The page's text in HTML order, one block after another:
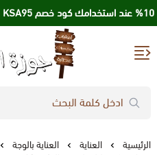
جوزة الطيب
الرئيسية العناية
العناية بالوجة